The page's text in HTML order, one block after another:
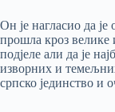
Он је нагласио да
прошла кроз велике
подјеле али да је
изворних и
српско јединство и